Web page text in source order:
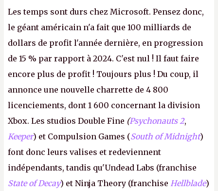
Les temps sont durs chez Microsoft. Pensez donc,
le géant américain n'a fait que 100 milliards de
dollars de profit l'année dernière, en progression
de 15 % par rapport à 2024. C'est nul ! Il faut faire
encore plus de profit ! Toujours plus ! Du coup, il
annonce une nouvelle charrette de 4 800
licenciements, dont 1 600 concernant la division
Xbox. Les studios Double Fine (Psychonauts 2,
Keeper) et Compulsion Games (South of Midnight)
font donc leurs valises et redeviennent
indépendants, tandis qu'Undead Labs (franchise
State of Decay) et Ninja Theory (franchise Hellblade)